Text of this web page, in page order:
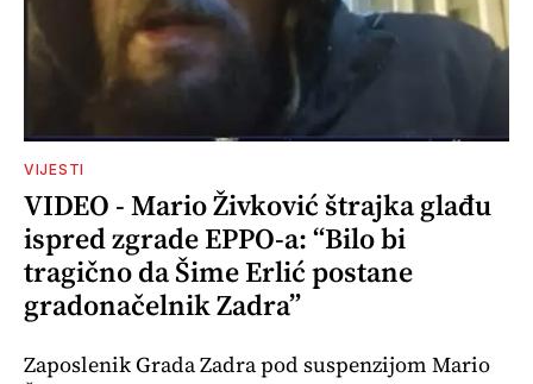
VIJESTI
VIDEO - Mario Živković štrajka glađu
ispred zgrade EPPO-a: “Bilo bi
tragično da Šime Erlić postane
gradonačelnik Zadra”
Zaposlenik Grada Zadra pod suspenzijom Mario